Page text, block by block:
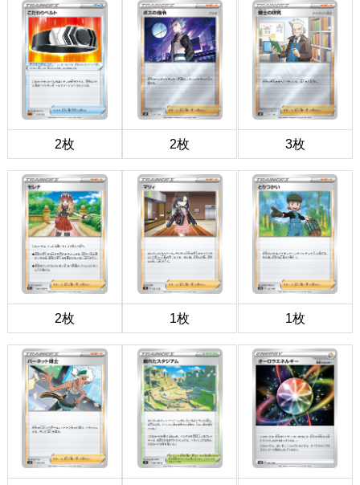
2枚 2枚 3枚
2枚 1枚 1枚